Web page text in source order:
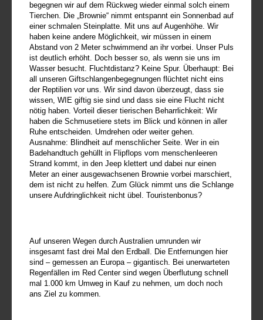
begegnen wir auf dem Rückweg wieder einmal solch einem
Tierchen. Die „Brownie“ nimmt entspannt ein Sonnenbad auf
einer schmalen Steinplatte. Mit uns auf Augenhöhe. Wir
haben keine andere Möglichkeit, wir müssen in einem
Abstand von 2 Meter schwimmend an ihr vorbei. Unser Puls
ist deutlich erhöht. Doch besser so, als wenn sie uns im
Wasser besucht. Fluchtdistanz? Keine Spur. Überhaupt: Bei
all unseren Giftschlangenbegegnungen flüchtet nicht eins
der Reptilien vor uns. Wir sind davon überzeugt, dass sie
wissen, WIE giftig sie sind und dass sie eine Flucht nicht
nötig haben. Vorteil dieser tierischen Beharrlichkeit: Wir
haben die Schmusetiere stets im Blick und können in aller
Ruhe entscheiden. Umdrehen oder weiter gehen.
Ausnahme: Blindheit auf menschlicher Seite. Wer in ein
Badehandtuch gehüllt in Flipflops vom menschenleeren
Strand kommt, in den Jeep klettert und dabei nur einen
Meter an einer ausgewachsenen Brownie vorbei marschiert,
dem ist nicht zu helfen. Zum Glück nimmt uns die Schlange
unsere Aufdringlichkeit nicht übel. Touristenbonus?
Auf unseren Wegen durch Australien umrunden wir
insgesamt fast drei Mal den Erdball. Die Entfernungen hier
sind – gemessen an Europa – gigantisch. Bei unerwarteten
Regenfällen im Red Center sind wegen Überflutung schnell
mal 1.000 km Umweg in Kauf zu nehmen, um doch noch
ans Ziel zu kommen.